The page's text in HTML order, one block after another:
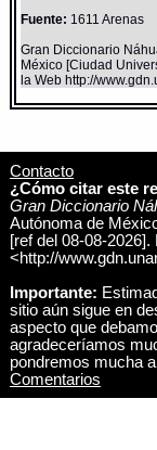
Fuente: 1611 Arenas
Gran Diccionario
México [Ciudad
la Web http://
Contacto
¿Cómo citar este
Gran Diccionario
Autónoma de
[ref del 08-08-
<http://
Importante:
sitio aún sigue en
aspecto que
agradeceríamos
pondremos mucha
Comentarios